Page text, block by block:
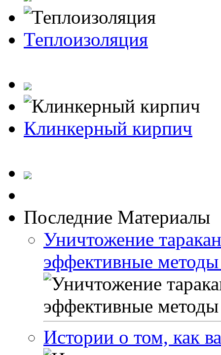
Теплоизоляция
Клинкерный кирпич
Последние Материалы
Уничтожение
эффективные
Истории о том, как